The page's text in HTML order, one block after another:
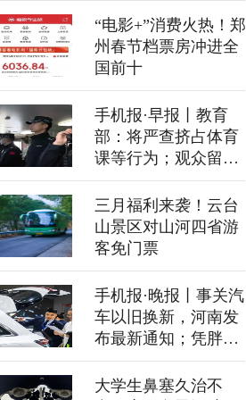
立电商公司
“电影+”消费火热！郑
州春节档票房冲进全
国前十
手机报·早报丨教育
部：将严查挤占体育
课等行为；观众留言
纸被扔垃圾桶，首都
博物馆致歉
三月福利来袭！云台
山景区对山河四省游
客免门票
手机报·晚报丨事关汽
车以旧换新，河南发
布最新通知；凭胖东
来小票，在许昌逛景
区立享优惠
大学生鼻塞久治不